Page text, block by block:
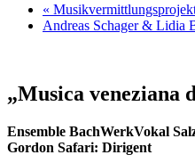
«
Andreas Schager & Lidia
„Musica veneziana
Ensemble BachWerkVokal
Gordon Safari: Dirigent